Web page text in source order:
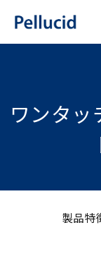
ワンタッ
製品特